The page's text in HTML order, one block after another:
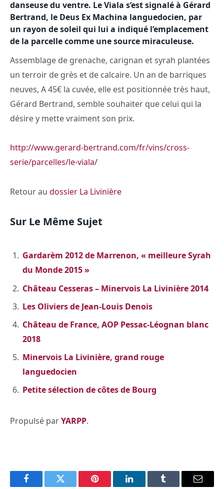
danseuse du ventre. Le Viala s’est signalé à Gérard
Bertrand, le Deus Ex Machina languedocien, par
un rayon de soleil qui lui a indiqué l’emplacement
de la parcelle comme une source miraculeuse.
Assemblage de grenache, carignan et syrah plantées
un terroir de grès et de calcaire. Un an de barriques
neuves, A 45€ la cuvée, elle est positionnée très haut,
Gérard Bertrand, semble souhaiter que celui qui la
désire y mette vraiment son prix.
http://www.gerard-bertrand.com/fr/vins/cross-
serie/parcelles/le-viala/
Retour au dossier La Livinière
Sur Le Même Sujet
Gardarèm 2012 de Marrenon, « meilleure Syrah
du Monde 2015 »
Château Cesseras – Minervois La Livinière 2014
Les Oliviers de Jean-Louis Denois
Château de France, AOP Pessac-Léognan blanc
2018
Minervois La Livinière, grand rouge
languedocien
Petite sélection de côtes de Bourg
Propulsé parYARPP.
FacebookTwitter Pinterest LinkedInTumblr Email